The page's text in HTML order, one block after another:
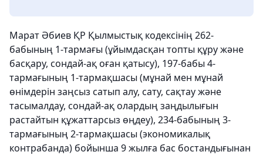
Марат Әбиев ҚР Қылмыстық кодексінің 262-
бабының 1-тармағы (ұйымдасқан топты құру және
басқару, сондай-ақ оған қатысу), 197-бабы 4-
тармағының 1-тармақшасы (мұнай мен мұнай
өнімдерін заңсыз сатып алу, сату, сақтау және
тасымалдау, сондай-ақ олардың заңдылығын
растайтын құжаттарсыз өңдеу), 234-бабының 3-
тармағының 2-тармақшасы (экономикалық
контрабанда) бойынша 9 жылға бас бостандығынан